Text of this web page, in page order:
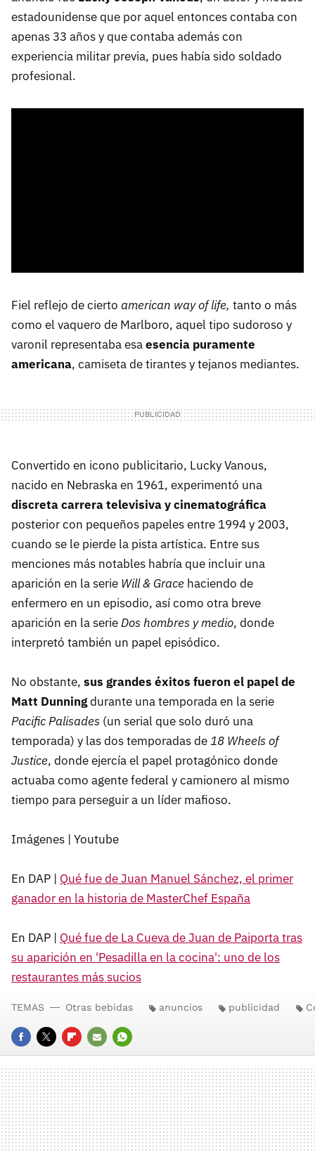
estadounidense que por aquel entonces contaba con
apenas 33 años y que contaba además con
experiencia militar previa, pues había sido soldado
profesional.
Fiel reflejo de cierto american way of life, tanto o más
como el vaquero de Marlboro, aquel tipo sudoroso y
varonil representaba esaesencia puramente
americana, camiseta de tirantes y tejanos mediantes.
Convertido en icono publicitario, Lucky Vanous,
nacido en Nebraska en 1961, experimentó una
discreta carrera televisiva y cinematográfica
posterior con pequeños papeles entre 1994 y 2003,
cuando se le pierde la pista artística. Entre sus
menciones más notables habría que incluir una
aparición en la serie Will & Grace haciendo de
enfermero en un episodio, así como otra breve
aparición en la serieDos hombres y medio, donde
interpretó también un papel episódico.
No obstante, sus grandes éxitos fueron el papel de
Matt Dunningdurante una temporada en la serie
Pacific Palisades (un serial que solo duró una
temporada) y las dos temporadas de18 Wheels of
Justice, donde ejercía el papel protagónico donde
actuaba como agente federal y camionero al mismo
tiempo para perseguir a un líder mafioso.
Imágenes | Youtube
En DAP | Qué fue de Juan Manuel Sánchez, el primer
ganador en la historia de MasterChef España
En DAP | Qué fue de La Cueva de Juan de Paiporta tras
su aparición en 'Pesadilla en la cocina': uno de los
restaurantes más sucios
FACEBOOK
TWITTERFLIPBOARD
E-
MAIL
WHATSAPP
TEMAS Otras bebidas anuncios publicidad